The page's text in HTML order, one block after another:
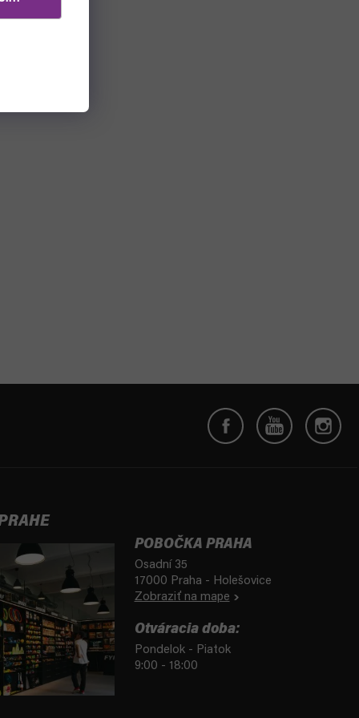
POBOČKA PRAHA
Osadní 35
17000 Praha - Holešovice
Zobraziť na mape
Otváracia doba:
Pondelok - Piatok
9:00 - 18:00